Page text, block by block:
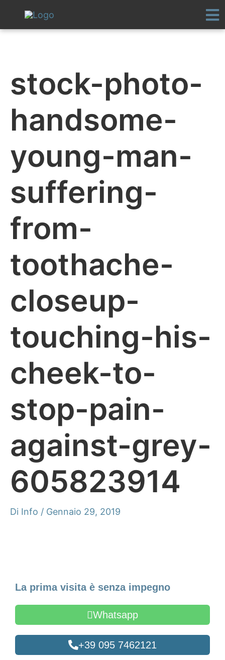
contenuto
stock-photo-
handsome-
young-man-
suffering-
from-
toothache-
closeup-
touching-his-
cheek-to-
stop-pain-
against-grey-
605823914
Di Info / Gennaio 29, 2019
La prima visita è senza impegno
Whatsapp
+39 095 7462121